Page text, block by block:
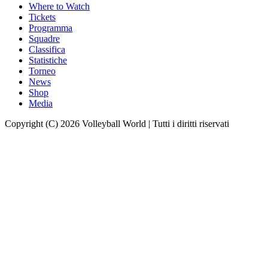
Where to Watch
Tickets
Programma
Squadre
Classifica
Statistiche
Torneo
News
Shop
Media
Copyright (C) 2026 Volleyball World | Tutti i diritti riservati